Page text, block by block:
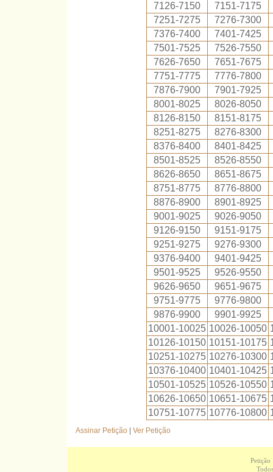
7126-7150
7151-7175
7251-7275
7276-7300
7376-7400
7401-7425
7501-7525
7526-7550
7626-7650
7651-7675
7751-7775
7776-7800
7876-7900
7901-7925
8001-8025
8026-8050
8126-8150
8151-8175
8251-8275
8276-8300
8376-8400
8401-8425
8501-8525
8526-8550
8626-8650
8651-8675
8751-8775
8776-8800
8876-8900
8901-8925
9001-9025
9026-9050
9126-9150
9151-9175
9251-9275
9276-9300
9376-9400
9401-9425
9501-9525
9526-9550
9626-9650
9651-9675
9751-9775
9776-9800
9876-9900
9901-9925
10001-10025 10026-10050
10126-10150 10151-10175
10251-10275 10276-10300
10376-10400 10401-10425
10501-10525 10526-10550
10626-10650 10651-10675
10751-10775 10776-10800
Assinar Petição Ver Petição
Petição